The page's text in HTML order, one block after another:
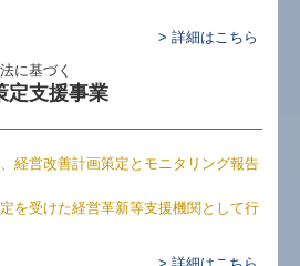
> 詳細はこちら
に基づく
定支援事業
経営改善計画策定とモニタリング報告
を受けた経営革新等支援機関として行